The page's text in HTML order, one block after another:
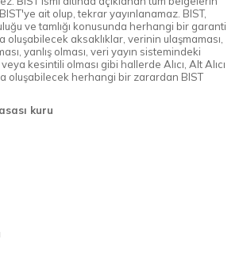
ait olup, tekrar yayınlanamaz. BIST,
ve tamlığı konusunda herhangi bir garanti
oluşabilecek aksaklıklar, verinin ulaşmaması,
yanlış olması, veri yayın sistemindeki
kesintili olması gibi hallerde Alıcı, Alt Alıcı
oluşabilecek herhangi bir zarardan BIST
kuru